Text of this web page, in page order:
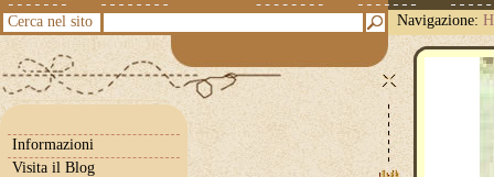
Cerca nel sito Navigazione:
Informazioni
Visita il Blog